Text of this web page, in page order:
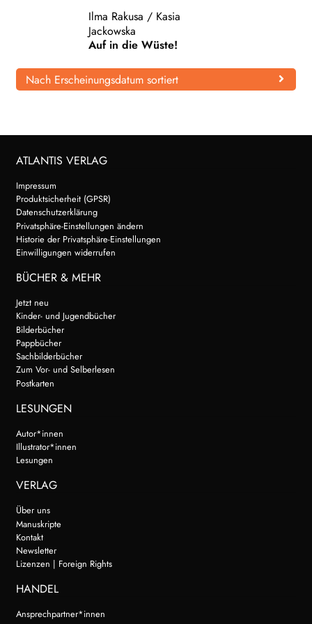
WEITERE VERLAGE
Search:
Ilma Rakusa / Kasia
Jackowska
Auf in die Wüste!
Nach Erscheinungsdatum sortiert
ATLANTIS VERLAG
Impressum
Produktsicherheit (GPSR)
Datenschutzerklärung
Privatsphäre-Einstellungen ändern
Historie der Privatsphäre-Einstellungen
Einwilligungen widerrufen
BÜCHER & MEHR
Jetzt neu
Kinder- und Jugendbücher
Bilderbücher
Pappbücher
Sachbilderbücher
Zum Vor- und Selberlesen
Postkarten
LESUNGEN
Autor*innen
Illustrator*innen
Lesungen
VERLAG
Über uns
Manuskripte
Kontakt
Newsletter
Lizenzen | Foreign Rights
HANDEL
Ansprechpartner*innen